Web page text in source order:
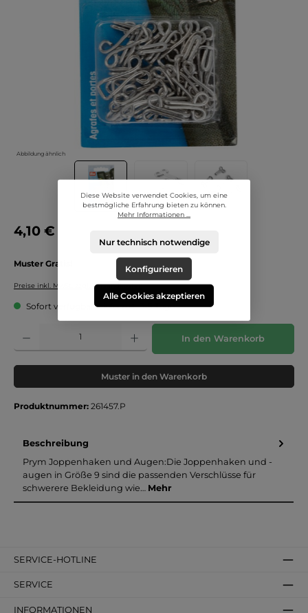
Abbildung ähnlich
4,10 €
Muster Gratis!
Preise inkl. MwSt. zzgl. Versandkosten
Sofort verfügbar, Lieferzeit: 3-5 Tage
Produkt Anzahl: Gib den gewünschten Wert ein oder benutze die Schaltflächen um
In den Warenkorb
Muster in den Warenkorb
Produktnummer: 261457.P
Beschreibung
Prym Joppenhaken und Augen:Die Joppenhaken und -
augen in Größe 9 sind die passenden Verschlüsse für
schwerere Bekleidung wie… Mehr
SERVICE-HOTLINE
SERVICE
INFORMATIONEN
Diese Website verwendet Cookies, um eine
bestmögliche Erfahrung bieten zu können.
Mehr Informationen ...
Nur technisch notwendige
Konfigurieren
Alle Cookies akzeptieren